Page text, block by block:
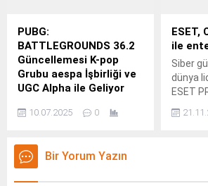
PUBG:
BATTLEGROUNDS 36.2
Güncellemesi K-pop
Grubu aespa İşbirliği ve
UGC Alpha ile Geliyor
10.07.2025 0
ESET,
ile
Siber
dünya
ESET
izleme
Bir Yorum Yazın